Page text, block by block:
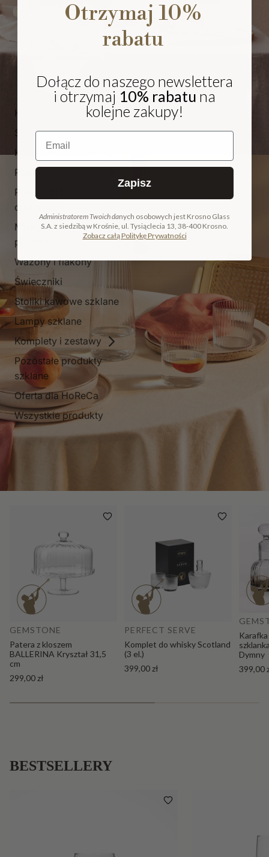
Kieliszki i pokale
Szklanki
Karafki i dzbanki
Patery
Pojemniki i
cukiernice
Miski, salaterki i
pucharki
Wazony i flakony
Świeczniki
Stoliki kawowe szklane
Lampy szklane
Komplety i zestawy
Pozostałe produkty
szklane
Oferta dla HoReCa
Wszystkie produkty
NA PREZENT
COLLECTION
Dodaj do koszyka
GEMSTONE
Patera z kloszem
BALLERINA Kryształ 31,5
cm
299,00 zł
PERFECT SERVE
Komplet do whisky Scotland
(3 el.)
399,00 zł
Dymny
399,00
BESTSELLERY
Otrzymaj 10%
rabatu
Dołącz do naszego newslettera
i otrzymaj 10% rabatu na
kolejne zakupy!
Email
Zapisz
Administratorem Twoich danych osobowych jest Krosno Glass
S.A. z siedzibą w Krośnie, ul. Tysiąclecia 13, 38-400 Krosno.
Zobacz całą Politykę Prywatności